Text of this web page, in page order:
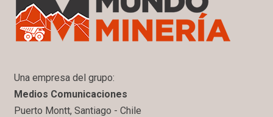
Una empresa del grupo:
Medios Comunicaciones
Puerto Montt, Santiago - Chile